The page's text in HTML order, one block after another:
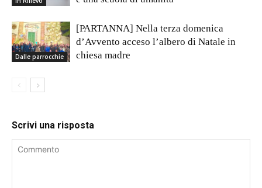
Dalle parrocchie
[PARTANNA] Nella terza domenica
d’Avvento acceso l’albero di Natale in
chiesa madre
Scrivi una risposta